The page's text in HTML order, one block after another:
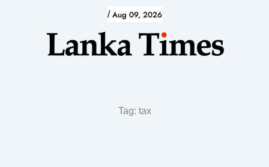
/ Aug 09, 2026
Tag: tax